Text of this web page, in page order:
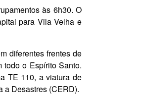
às 6h30. O
para Vila Velha e
diferentes frentes de
todo o Espírito Santo.
TE 110, a viatura de
a Desastres (CERD).